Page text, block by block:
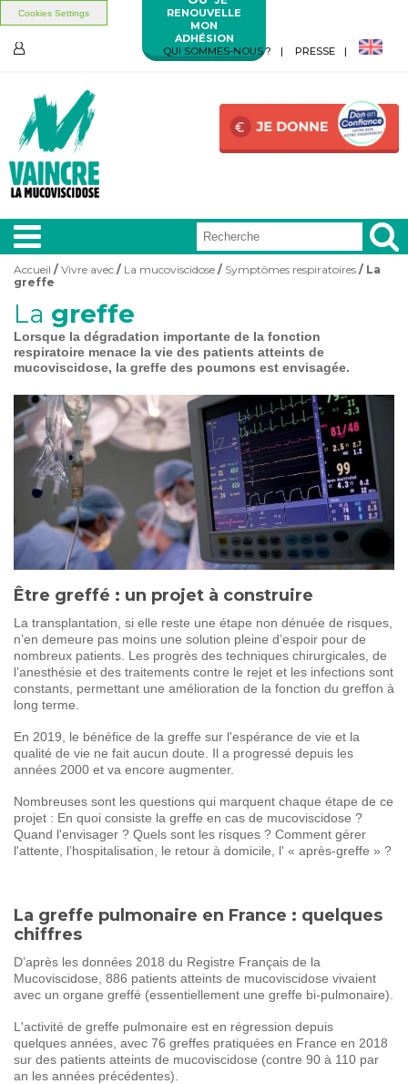
Cookies Settings
Aller au contenu principal
Aller au menu principal
RENOUVELLE
MON
ADHÉSION
QUI SOMMES-NOUS ?
PRESSE
VIVRE AVEC
SOIGNER AUJOURD'HUI
GUÉRIR DEMAIN
AGIR ENSEMBLE
60 ANS DE COMBAT
Vous êtes ici
Accueil / Vivre avec / La mucoviscidose / Symptômes respiratoires / La
greffe
La greffe
Lorsque la dégradation importante de la fonction
respiratoire menace la vie des patients atteints de
mucoviscidose, la greffe des poumons est envisagée.
Être greffé : un projet à construire
La transplantation, si elle reste une étape non dénuée de risques,
n’en demeure pas moins une solution pleine d’espoir pour de
nombreux patients. Les progrès des techniques chirurgicales, de
l’anesthésie et des traitements contre le rejet et les infections sont
constants, permettant une amélioration de la fonction du greffon à
long terme.
En 2019, le bénéfice de la greffe sur l'espérance de vie et la
qualité de vie ne fait aucun doute. Il a progressé depuis les
années 2000 et va encore augmenter.
Nombreuses sont les questions qui marquent chaque étape de ce
projet : En quoi consiste la greffe en cas de mucoviscidose ?
Quand l'envisager ? Quels sont les risques ? Comment gérer
l'attente, l’hospitalisation, le retour à domicile, l' « après-greffe » ?
La greffe pulmonaire en France : quelques
chiffres
D’après les données 2018 du Registre Français de la
Mucoviscidose, 886 patients atteints de mucoviscidose vivaient
avec un organe greffé (essentiellement une greffe bi-pulmonaire).
L'activité de greffe pulmonaire est en régression depuis
quelques années, avec 76 greffes pratiquées en France en 2018
sur des patients atteints de mucoviscidose (contre 90 à 110 par
an les années précédentes).